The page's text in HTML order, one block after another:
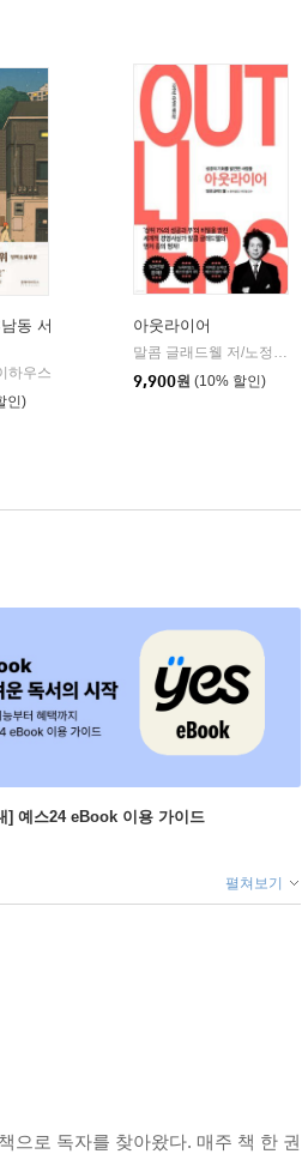
동 서
하우스
인)
아웃라이어
말콤 글래드웰 저/노정태 역/최인철 감수
9,900원 (10% 할인)
] 예스24 eBook 이용 가이드
펼쳐보기
으로 독자를 찾아왔다. 매주 책 한 권